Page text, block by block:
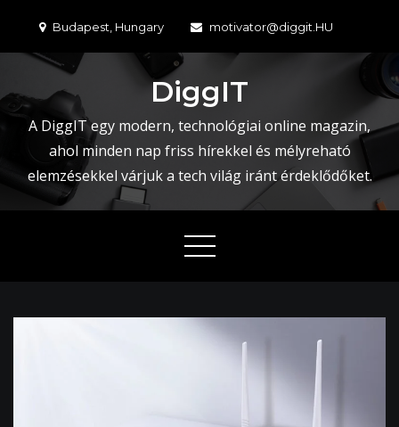
content
Budapest, Hungary motivator@diggit.HU
DiggIT
A DiggIT egy modern, technológiai online magazin,
ahol minden nap friss hírekkel és mélyreható
elemzésekkel várjuk a tech világ iránt érdeklődőket.